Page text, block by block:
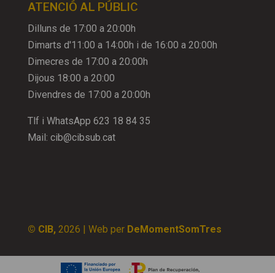
ATENCIÓ AL PÚBLIC
Dilluns de 17:00 a 20:00h
Dimarts d'11:00 a 14:00h i de 16:00 a 20:00h
Dimecres de 17:00 a 20:00h
Dijous 18:00 a 20:00
Divendres de 17:00 a 20:00h
Tlf i WhatsApp 623 18 84 35
Mail: cib@cibsub.cat
© CIB, 2026 | Web per DeMomentSomTres